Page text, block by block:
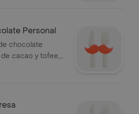
Personal
chocolate
cacao y tofee,
de chocolate al